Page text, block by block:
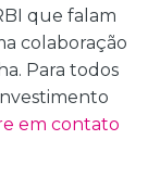
que falam
colaboração
Para todos
em contato